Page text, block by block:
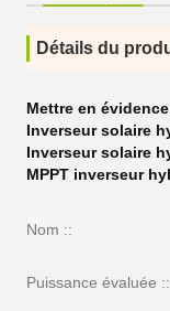
Détails du
Mettre en
Inverseur solaire
Inverseur solaire
MPPT inverseur
Nom ::
Puissance évaluée ::